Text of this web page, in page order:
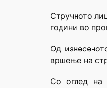
Стручното
години во
Од
вршење на
Со оглед на